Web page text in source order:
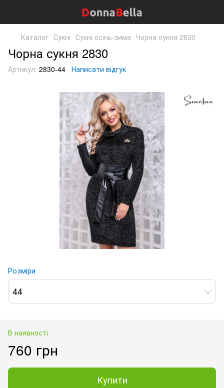
Каталог Сукні Сукні осінь-зима Чорна сукня 2830
Чорна сукня 2830
Артикул: 2830-44 Написати відгук
Розміри
44
В наявності
760 грн
Купити